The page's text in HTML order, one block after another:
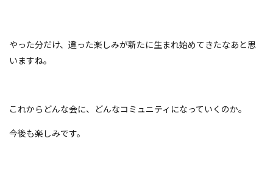
やった分だけ、違った楽しみが新たに生まれ始めてきたなあと思
いますね。
これからどんな会に、どんなコミュニティになっていくのか。
今後も楽しみです。